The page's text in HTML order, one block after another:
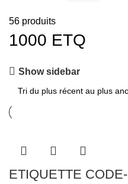
56 produits
1000 ETQ
Show sidebar
ETIQUETTE CODE-